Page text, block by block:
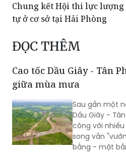
Chung kết Hội thi lực
tự ở cơ sở tại Hải Phòng
ĐỌC THÊM
Cao tốc Dầu Giây - Tân
giữa mùa mưa
Sau gần một
Dầu Giây -
công với
song vẫn
bằng - mặt